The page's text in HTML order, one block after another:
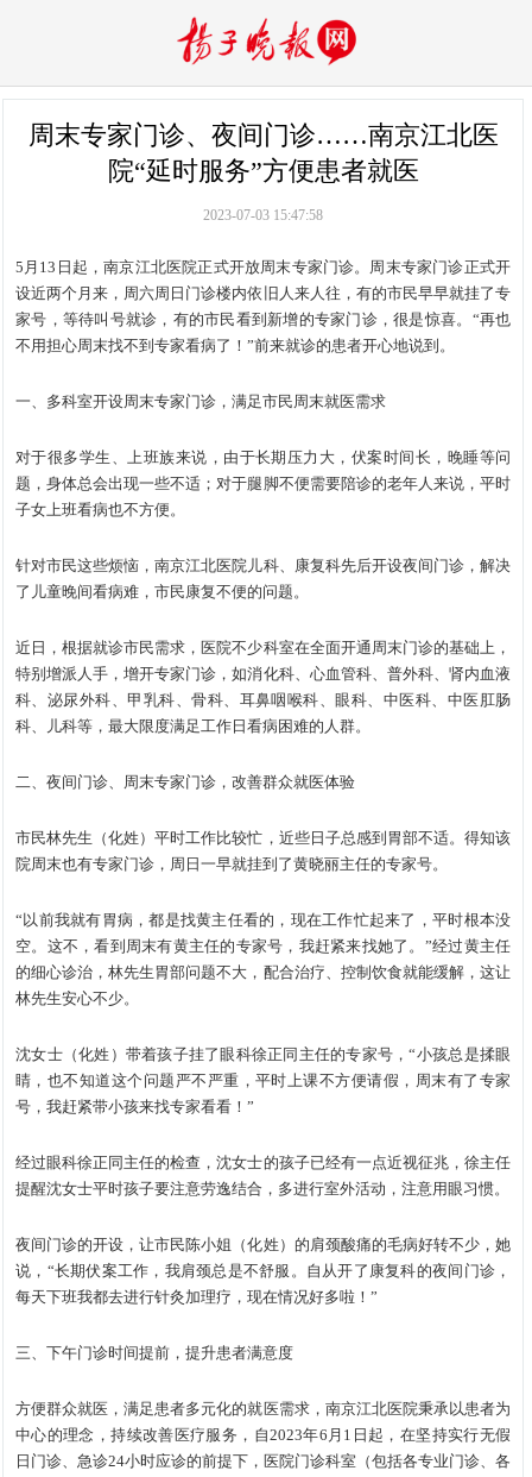
周末专家门诊、夜间门诊……南京江北医
院“延时服务”方便患者就医
2023-07-03 15:47:58
5月13日起，南京江北医院正式开放周末专家门诊。周末专家门诊正式开
设近两个月来，周六周日门诊楼内依旧人来人往，有的市民早早就挂了专
家号，等待叫号就诊，有的市民看到新增的专家门诊，很是惊喜。“再也
不用担心周末找不到专家看病了！”前来就诊的患者开心地说到。
一、多科室开设周末专家门诊，满足市民周末就医需求
对于很多学生、上班族来说，由于长期压力大，伏案时间长，晚睡等问
题，身体总会出现一些不适；对于腿脚不便需要陪诊的老年人来说，平时
子女上班看病也不方便。
针对市民这些烦恼，南京江北医院儿科、康复科先后开设夜间门诊，解决
了儿童晚间看病难，市民康复不便的问题。
近日，根据就诊市民需求，医院不少科室在全面开通周末门诊的基础上，
特别增派人手，增开专家门诊，如消化科、心血管科、普外科、肾内血液
科、泌尿外科、甲乳科、骨科、耳鼻咽喉科、眼科、中医科、中医肛肠
科、儿科等，最大限度满足工作日看病困难的人群。
二、夜间门诊、周末专家门诊，改善群众就医体验
市民林先生（化姓）平时工作比较忙，近些日子总感到胃部不适。得知该
院周末也有专家门诊，周日一早就挂到了黄晓丽主任的专家号。
“以前我就有胃病，都是找黄主任看的，现在工作忙起来了，平时根本没
空。这不，看到周末有黄主任的专家号，我赶紧来找她了。”经过黄主任
的细心诊治，林先生胃部问题不大，配合治疗、控制饮食就能缓解，这让
林先生安心不少。
沈女士（化姓）带着孩子挂了眼科徐正同主任的专家号，“小孩总是揉眼
睛，也不知道这个问题严不严重，平时上课不方便请假，周末有了专家
号，我赶紧带小孩来找专家看看！”
经过眼科徐正同主任的检查，沈女士的孩子已经有一点近视征兆，徐主任
提醒沈女士平时孩子要注意劳逸结合，多进行室外活动，注意用眼习惯。
夜间门诊的开设，让市民陈小姐（化姓）的肩颈酸痛的毛病好转不少，她
说，“长期伏案工作，我肩颈总是不舒服。自从开了康复科的夜间门诊，
每天下班我都去进行针灸加理疗，现在情况好多啦！”
三、下午门诊时间提前，提升患者满意度
方便群众就医，满足患者多元化的就医需求，南京江北医院秉承以患者为
中心的理念，持续改善医疗服务，自2023年6月1日起，在坚持实行无假
日门诊、急诊24小时应诊的前提下，医院门诊科室（包括各专业门诊、各